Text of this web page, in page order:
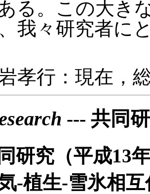
る。この大き
我々研究者に
行：現在，総
--- 共同
研究（平成13
-植生-雪氷相